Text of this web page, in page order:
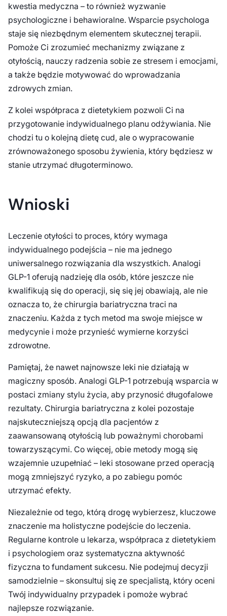
kwestia medyczna – to również wyzwanie
psychologiczne i behawioralne. Wsparcie psychologa
staje się niezbędnym elementem skutecznej terapii.
Pomoże Ci zrozumieć mechanizmy związane z
otyłością, nauczy radzenia sobie ze stresem i emocjami,
a także będzie motywować do wprowadzania
zdrowych zmian.
Z kolei współpraca z dietetykiem pozwoli Ci na
przygotowanie indywidualnego planu odżywiania. Nie
chodzi tu o kolejną dietę cud, ale o wypracowanie
zrównoważonego sposobu żywienia, który będziesz w
stanie utrzymać długoterminowo.
Wnioski
Leczenie otyłości to proces, który wymaga
indywidualnego podejścia – nie ma jednego
uniwersalnego rozwiązania dla wszystkich. Analogi
GLP-1 oferują nadzieję dla osób, które jeszcze nie
kwalifikują się do operacji, się się jej obawiają, ale nie
oznacza to, że chirurgia bariatryczna traci na
znaczeniu. Każda z tych metod ma swoje miejsce w
medycynie i może przynieść wymierne korzyści
zdrowotne.
Pamiętaj, że nawet najnowsze leki nie działają w
magiczny sposób. Analogi GLP-1 potrzebują wsparcia w
postaci zmiany stylu życia, aby przynosić długofalowe
rezultaty. Chirurgia bariatryczna z kolei pozostaje
najskuteczniejszą opcją dla pacjentów z
zaawansowaną otyłością lub poważnymi chorobami
towarzyszącymi. Co więcej, obie metody mogą się
wzajemnie uzupełniać – leki stosowane przed operacją
mogą zmniejszyć ryzyko, a po zabiegu pomóc
utrzymać efekty.
Niezależnie od tego, którą drogę wybierzesz, kluczowe
znaczenie ma holistyczne podejście do leczenia.
Regularne kontrole u lekarza, współpraca z dietetykiem
i psychologiem oraz systematyczna aktywność
fizyczna to fundament sukcesu. Nie podejmuj decyzji
samodzielnie – skonsultuj się ze specjalistą, który oceni
Twój indywidualny przypadek i pomoże wybrać
najlepsze rozwiązanie.